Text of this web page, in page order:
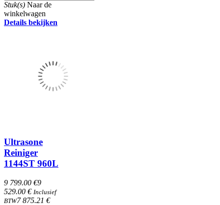
Stuk(s) Naar de
winkelwagen
Details bekijken
Ultrasone
Reiniger
1144ST 960L
9 799.00 €9
529.00 € Inclusief
BTW7 875.21 €